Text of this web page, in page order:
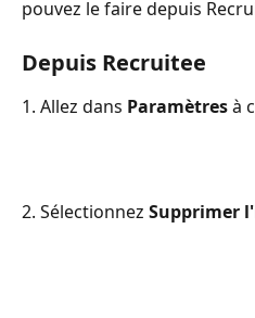
pouvez le faire depuis
Depuis Recruitee
1. Allez dans Paramètres à
2. Sélectionnez Supprimer